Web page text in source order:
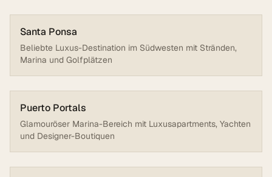
Santa Ponsa
Beliebte Luxus-Destination im Südwesten mit Stränden,
Marina und Golfplätzen
Puerto Portals
Glamouröser Marina-Bereich mit Luxusapartments, Yachten
und Designer-Boutiquen